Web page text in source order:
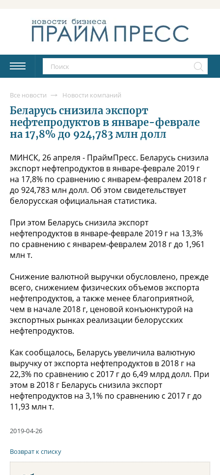
Все новости Новости компаний
Беларусь снизила экспорт
нефтепродуктов в январе-феврале
на 17,8% до 924,783 млн долл
МИНСК, 26 апреля - ПраймПресс. Беларусь снизила
экспорт нефтепродуктов в январе-феврале 2019 г
на 17,8% по сравнению с январем-февралем 2018 г
до 924,783 млн долл. Об этом свидетельствует
белорусская официальная статистика.
При этом Беларусь снизила экспорт
нефтепродуктов в январе-феврале 2019 г на 13,3%
по сравнению с январем-февралем 2018 г до 1,961
млн т.
Снижение валютной выручки обусловлено, прежде
всего, снижением физических объемов экспорта
нефтепродуктов, а также менее благоприятной,
чем в начале 2018 г, ценовой конъюнктурой на
экспортных рынках реализации белорусских
нефтепродуктов.
Как сообщалось, Беларусь увеличила валютную
выручку от экспорта нефтепродуктов в 2018 г на
22,3% по сравнению с 2017 г до 6,49 млрд долл. При
этом в 2018 г Беларусь снизила экспорт
нефтепродуктов на 3,1% по сравнению с 2017 г до
11,93 млн т.
2019-04-26
Возврат к списку